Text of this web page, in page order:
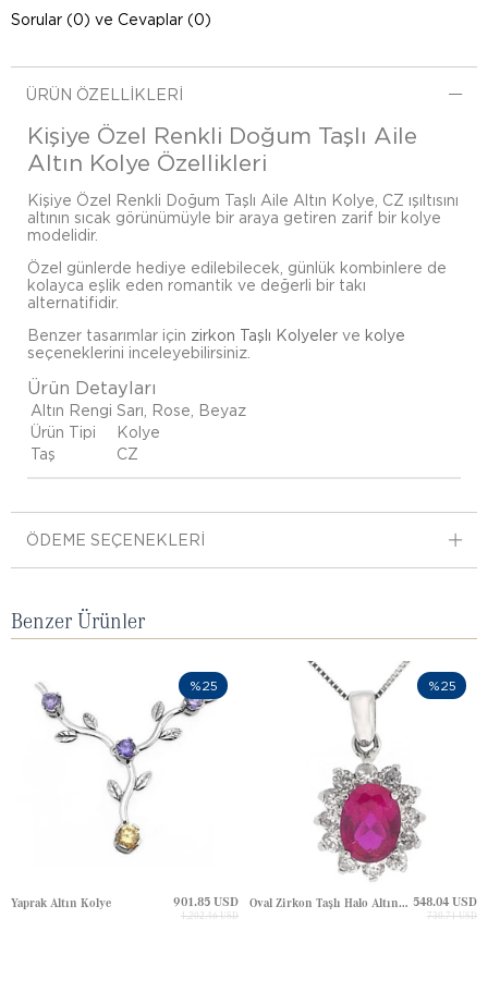
Sorular (0) ve Cevaplar (0)
ÜRÜN ÖZELLIKLERI
Kişiye Özel Renkli Doğum Taşlı Aile
Altın Kolye Özellikleri
Kişiye Özel Renkli Doğum Taşlı Aile Altın Kolye, CZ ışıltısını
altının sıcak görünümüyle bir araya getiren zarif bir kolye
modelidir.
Özel günlerde hediye edilebilecek, günlük kombinlere de
kolayca eşlik eden romantik ve değerli bir takı
alternatifidir.
Benzer tasarımlar için zirkon Taşlı Kolyeler ve kolye
seçeneklerini inceleyebilirsiniz.
Ürün Detayları
Altın Rengi Sarı, Rose, Beyaz
Ürün Tipi
Kolye
Taş
CZ
ÖDEME SEÇENEKLERI
Benzer Ürünler
Yaprak Altın Kolye 901.85 USD
1,202.46 USD
%25
Oval Zirkon Taşlı Halo Altın Kolye 548.04 USD
730.71 USD
%25